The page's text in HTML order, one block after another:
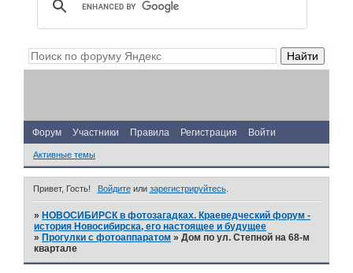
Форум Участники Правила Регистрация Войти
Активные темы
Привет, Гость! Войдитеили зарегистрируйтесь.
» НОВОСИБИРСК в фотозагадках. Краеведческий форум -
история Новосибирска, его настоящее и будущее
» Прогулки с фотоаппаратом »Дом по ул. Степной на 68-м
квартале